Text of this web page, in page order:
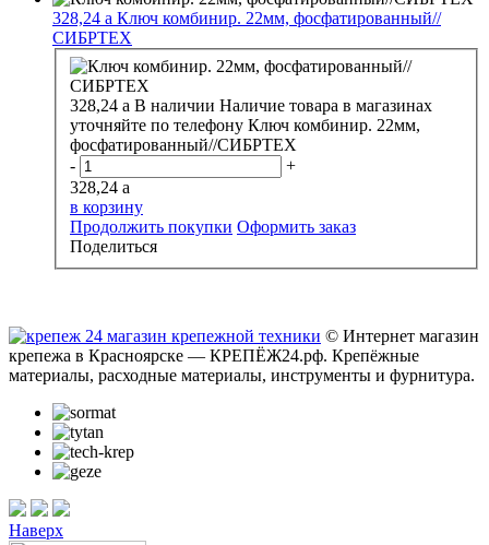
328,24 a Ключ комбинир. 22мм, фосфатированный//
СИБРТЕХ
328,24 a В наличии Наличие товара в магазинах
уточняйте по телефону Ключ комбинир. 22мм,
фосфатированный//СИБРТЕХ
-
+
328,24 a
в корзину
Продолжить покупки Оформить заказ
Поделиться
© Интернет магазин
крепежа в Красноярске — КРЕПЁЖ24.рф. Крепёжные
материалы, расходные материалы, инструменты и фурнитура.
Наверх